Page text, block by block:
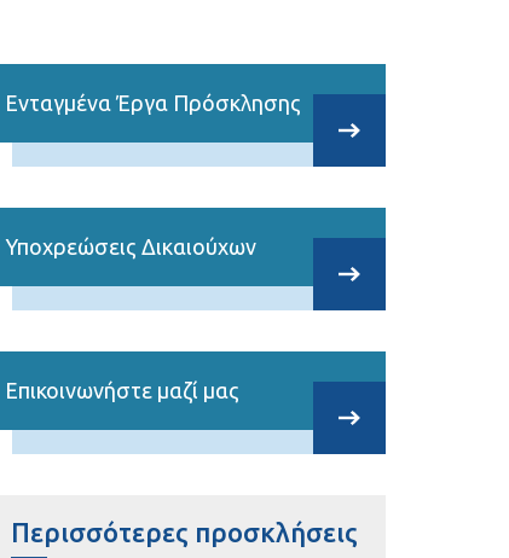
Ενταγμένα Έργα Πρόσκλησης
Υποχρεώσεις Δικαιούχων
Επικοινωνήστε μαζί μας
Περισσότερες προσκλήσεις